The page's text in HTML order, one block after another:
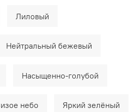
Лиловый
Нейтральный бежевый
Насыщенно-голубой
небо Яркий зелёный